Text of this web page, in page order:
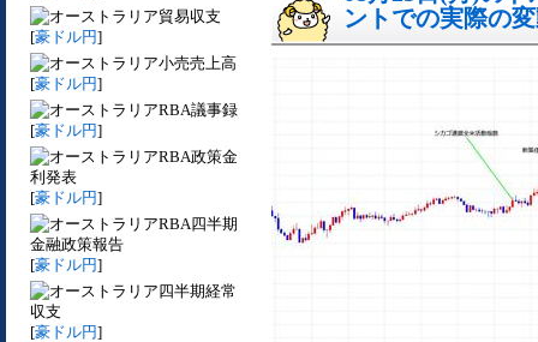
貿易収支
[豪ドル円]
小売売上高
[豪ドル円]
RBA議事録
[豪ドル円]
RBA政策金
利発表
[豪ドル円]
RBA四半期
金融政策報告
[豪ドル円]
四半期経常
収支
[豪ドル円]
ントでの実際の